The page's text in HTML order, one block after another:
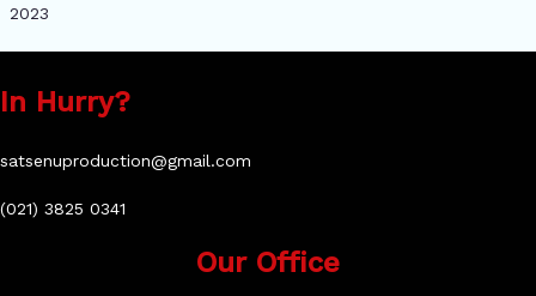
2023
In Hurry?
satsenuproduction@gmail.com
(021) 3825 0341
Our Office